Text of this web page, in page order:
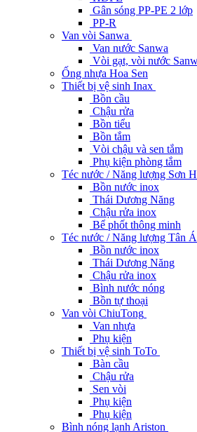
Gân sóng PP-PE 2 lớp
PP-R
Van vòi Sanwa
Van nước Sanwa
Vòi gạt, vòi nước
Ống nhựa Hoa Sen
Thiết bị vệ sinh Inax
Bồn cầu
Chậu rửa
Bồn tiểu
Bồn tắm
Vòi chậu và sen tắm
Phụ kiện phòng tắm
Téc nước / Năng lượng Sơn
Bồn nước inox
Thái Dương Năng
Chậu rửa inox
Bể phốt thông minh
Téc nước / Năng lượng Tân
Bồn nước inox
Thái Dương Năng
Chậu rửa inox
Bình nước nóng
Bồn tự thoại
Van vòi ChiuTong
Van nhựa
Phụ kiện
Thiết bị vệ sinh ToTo
Bàn cầu
Chậu rửa
Sen vòi
Phụ kiện
Phụ kiện
Bình nóng lạnh Ariston